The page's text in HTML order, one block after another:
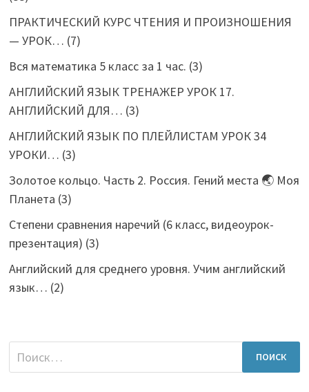
ПРАКТИЧЕСКИЙ КУРС ЧТЕНИЯ И ПРОИЗНОШЕНИЯ
— УРОК… (7)
Вся математика 5 класс за 1 час. (3)
АНГЛИЙСКИЙ ЯЗЫК ТРЕНАЖЕР УРОК 17.
АНГЛИЙСКИЙ ДЛЯ… (3)
АНГЛИЙСКИЙ ЯЗЫК ПО ПЛЕЙЛИСТАМ УРОК 34
УРОКИ… (3)
Золотое кольцо. Часть 2. Россия. Гений места 🌏 Моя
Планета (3)
Степени сравнения наречий (6 класс, видеоурок-
презентация) (3)
Английский для среднего уровня. Учим английский
язык… (2)
Найти: